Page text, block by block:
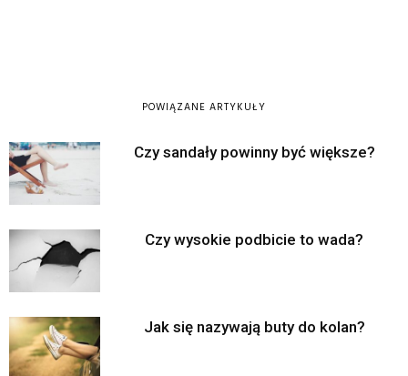
POWIĄZANE ARTYKUŁY
Czy sandały powinny być większe?
Czy wysokie podbicie to wada?
Jak się nazywają buty do kolan?